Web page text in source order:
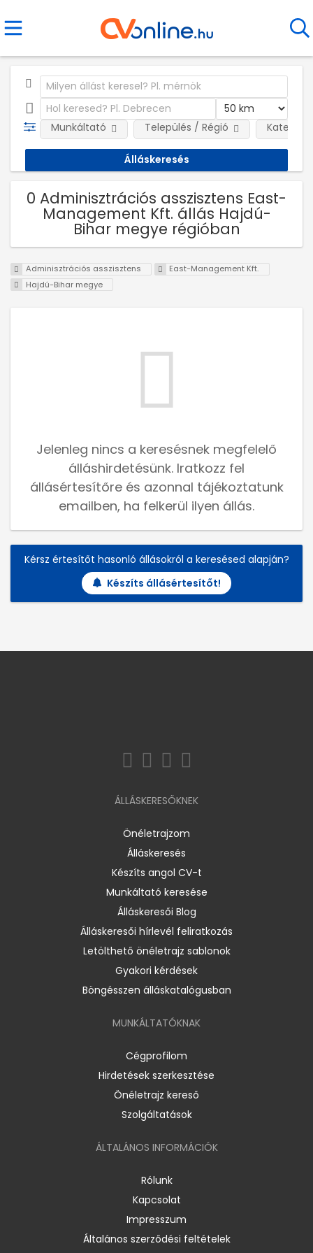
Munkáltató Település / Régió
0 Adminisztrációs asszisztens East-
Management Kft. állás Hajdú-
Bihar megye régióban
Adminisztrációs asszisztens
East-Management Kft.
Hajdú-Bihar megye
Jelenleg nincs a keresésnek megfelelő
álláshirdetésünk. Iratkozz fel
állásértesítőre és azonnal tájékoztatunk
emailben, ha felkerül ilyen állás.
Kérsz értesítőt hasonló állásokról a keresésed alapján?
Készíts állásértesítőt!
ÁLLÁSKERESŐKNEK
Önéletrajzom
Álláskeresés
Készíts angol CV-t
Munkáltató keresése
Álláskeresői Blog
Álláskeresői hírlevél feliratkozás
Letölthető önéletrajz sablonok
Gyakori kérdések
Böngésszen álláskatalógusban
MUNKÁLTATÓKNAK
Cégprofilom
Hirdetések szerkesztése
Önéletrajz kereső
Szolgáltatások
ÁLTALÁNOS INFORMÁCIÓK
Rólunk
Kapcsolat
Impresszum
Általános szerződési feltételek